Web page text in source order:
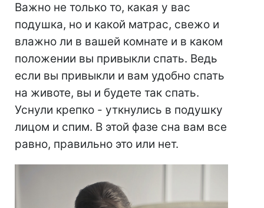
Важно не только то, какая у вас
подушка, но и какой матрас, свежо и
влажно ли в вашей комнате и в каком
положении вы привыкли спать. Ведь
если вы привыкли и вам удобно спать
на животе, вы и будете так спать.
Уснули крепко - уткнулись в подушку
лицом и спим. В этой фазе сна вам все
равно, правильно это или нет.